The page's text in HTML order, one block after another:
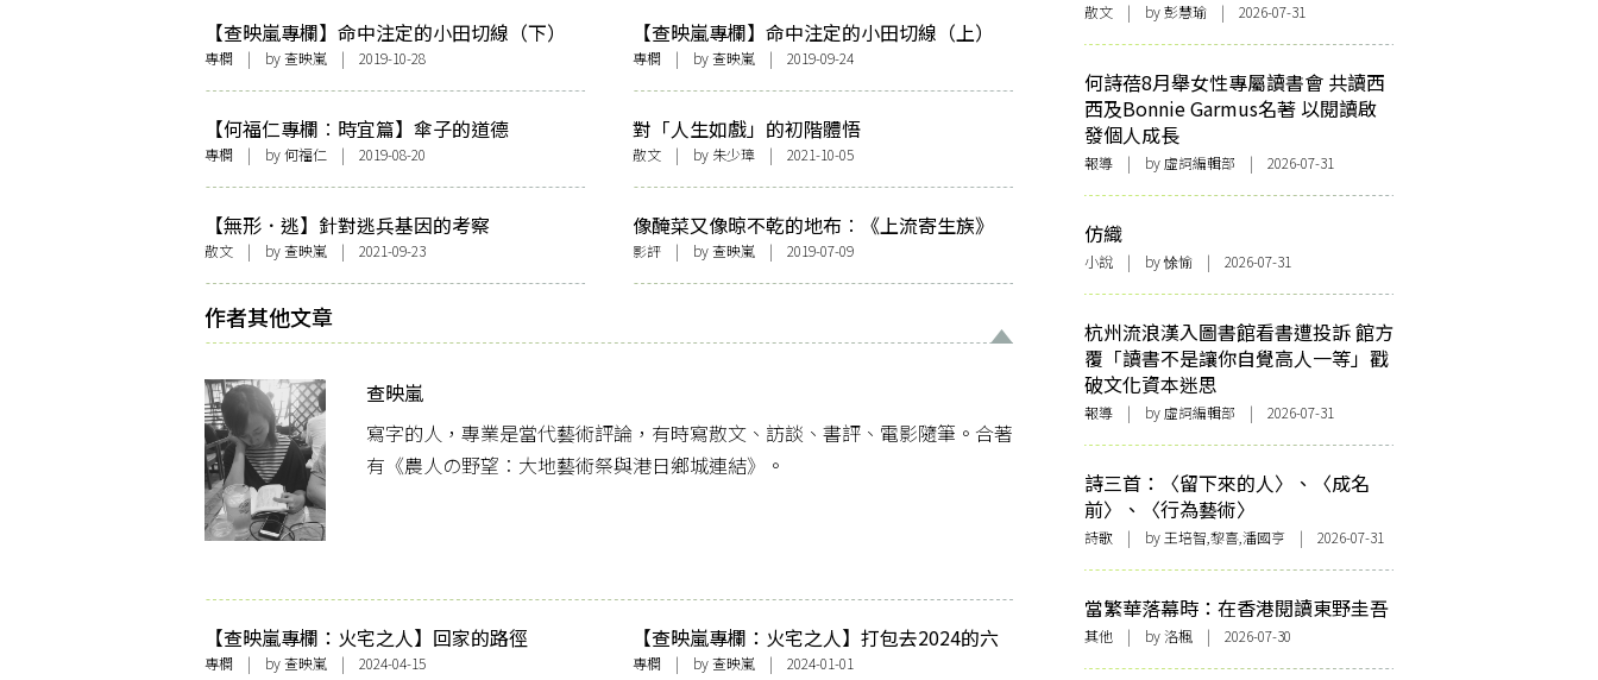
【查映嵐專欄】命中注定的小田切線（下）
專欄 | by查映嵐 | 2019-10-28
【查映嵐專欄】命中注定的小田切線（上）
專欄 | by查映嵐 | 2019-09-24
【何福仁專欄︰時宜篇】傘子的道德
專欄 | by何福仁 | 2019-08-20
對「人生如戲」的初階體悟
散文 | by 朱少璋 | 2021-10-05
【無形．逃】針對逃兵基因的考察
散文 | by查映嵐 | 2021-09-23
像醃菜又像晾不乾的地布︰《上流寄生族》
與氣味印記
影評 | by查映嵐 | 2019-07-09
作者其他文章
查映嵐
寫字的人，專業是當代藝術評論，有時寫散文、訪談、書評、電影隨筆。合著
有《農人の野望︰大地藝術祭與港日鄉城連結》。
【查映嵐專欄：火宅之人】回家的路徑
專欄 | by查映嵐 | 2024-04-15
【查映嵐專欄：火宅之人】打包去2024的六
堂課
專欄 | by查映嵐 | 2024-01-01
散文 | by 彭慧瑜 | 2026-07-31
何詩蓓8月舉女性專屬讀書會 共讀西
西及Bonnie Garmus名著 以閱讀啟
發個人成長
報導 | by 虛詞編輯部 | 2026-07-31
仿織
小說 | by 悇愉 | 2026-07-31
杭州流浪漢入圖書館看書遭投訴 館方
覆「讀書不是讓你自覺高人一等」戳
破文化資本迷思
報導 | by 虛詞編輯部 | 2026-07-31
詩三首：〈留下來的人〉、〈成名
前〉、〈行為藝術〉
詩歌 | by 王培智,黎喜,潘國亨 | 2026-07-31
當繁華落幕時：在香港閱讀東野圭吾
其他 | by洛楓 | 2026-07-30